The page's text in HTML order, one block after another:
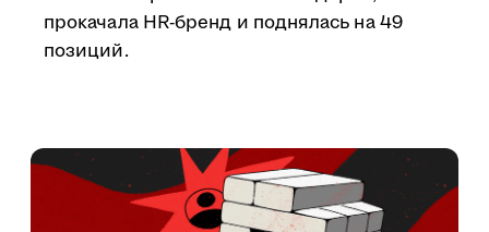
прокачала HR-бренд и поднялась на 49
позиций.